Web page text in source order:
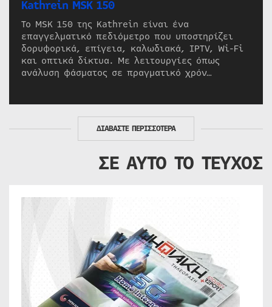
Kathrein MSK 150
Το MSK 150 της Kathrein είναι ένα
επαγγελματικό πεδιόμετρο που υποστηρίζει
δορυφορικά, επίγεια, καλωδιακά, IPTV, Wi-Fi
και οπτικά δίκτυα. Με λειτουργίες όπως
ανάλυση φάσματος σε πραγματικό χρόν…
ΔΙΑΒΑΣΤΕ ΠΕΡΙΣΣΟΤΕΡΑ
ΣΕ ΑΥΤΟ ΤΟ ΤΕΥΧΟΣ